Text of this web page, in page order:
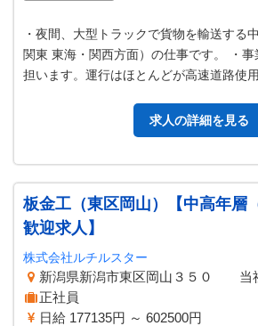
・夜間、大型トラックで貨物を輸送する
関東 東海・関西方面）の仕事です。 ・
担います。運行はほとんどが高速道路使
求人の詳細を見る
板金工（東区岡山）【中高年層
歓迎求人】
株式会社ルチルスター
新潟県新潟市東区岡山３５０ 当
正社員
日給 177135円 ～ 602500円